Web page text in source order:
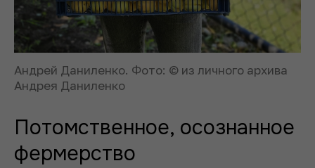
Андрей Даниленко. Фото: © из личного архива
Андрея Даниленко
Потомственное, осознанное
фермерство